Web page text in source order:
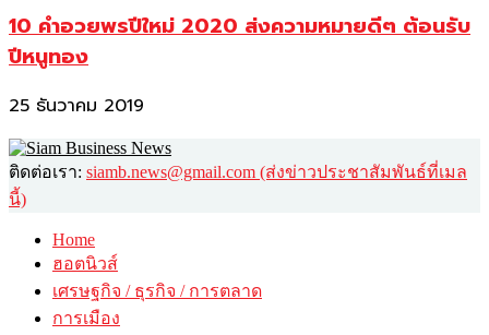
10 คำอวยพรปีใหม่ 2020 ส่งความหมายดีๆ ต้อนรับ
ปีหนูทอง
25 ธันวาคม 2019
ติดต่อเรา: siamb.news@gmail.com (ส่งข่าวประชาสัมพันธ์ที่เมล
นี้)
Home
ฮอตนิวส์
เศรษฐกิจ / ธุรกิจ / การตลาด
การเมือง